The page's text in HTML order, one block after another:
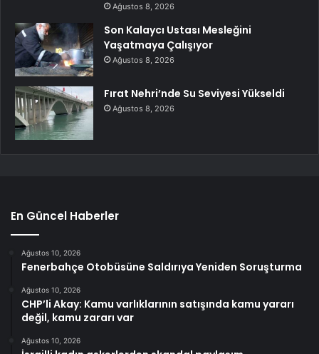
Ağustos 8, 2026
Son Kalaycı Ustası Mesleğini
Yaşatmaya Çalışıyor
Ağustos 8, 2026
Fırat Nehri’nde Su Seviyesi Yükseldi
Ağustos 8, 2026
En Güncel Haberler
Ağustos 10, 2026
Fenerbahçe Otobüsüne Saldırıya Yeniden Soruşturma
Ağustos 10, 2026
CHP’li Akay: Kamu varlıklarının satışında kamu yararı
değil, kamu zararı var
Ağustos 10, 2026